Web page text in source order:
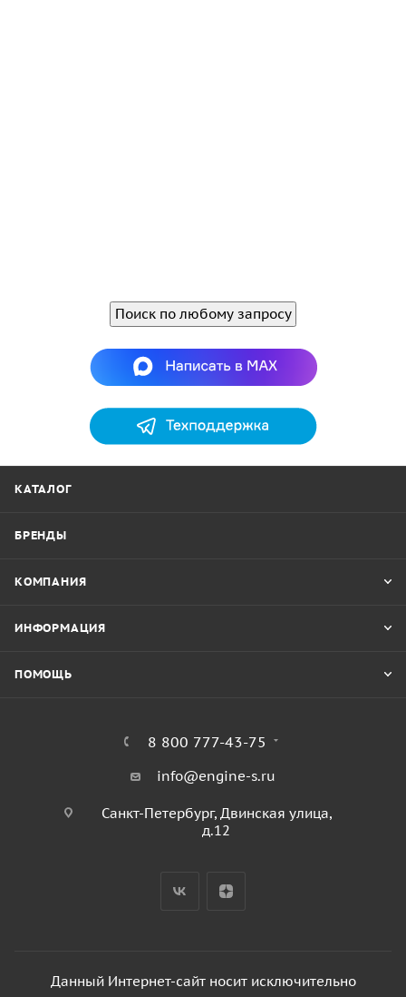
Поиск по любому запросу
КАТАЛОГ
БРЕНДЫ
КОМПАНИЯ
ИНФОРМАЦИЯ
ПОМОЩЬ
8 800 777-43-75
info@engine-s.ru
Санкт-Петербург, Двинская улица,
д.12
Данный Интернет-сайт носит исключительно